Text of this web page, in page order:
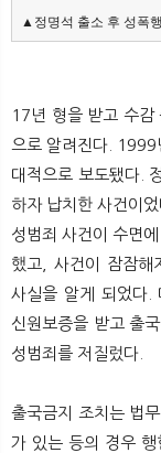
▲정명석 출소 후 성폭
17년 형을 받고 수감
으로 알려진다. 1999
대적으로 보도됐다.
하자 납치한 사건이
성범죄 사건이 수면
했고, 사건이 잠잠해
사실을 알게 되었다.
신원보증을 받고 출
성범죄를 저질렀다.
출국금지 조치는 법
가 있는 등의 경우